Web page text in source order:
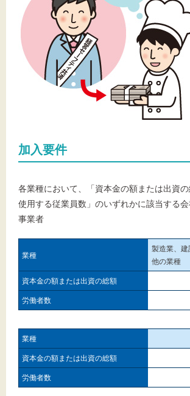
背景色
白 黄
加入要件
各業種において、「資本金の額または出資
使用する従業員数」のいずれかに該当する
事業者
製造業、
他の業種